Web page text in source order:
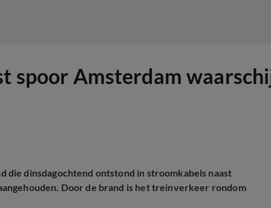
spoor Amsterdam
dinsdagochtend ontstond in stroomkabels naast
Door de brand is het treinverkeer rondom